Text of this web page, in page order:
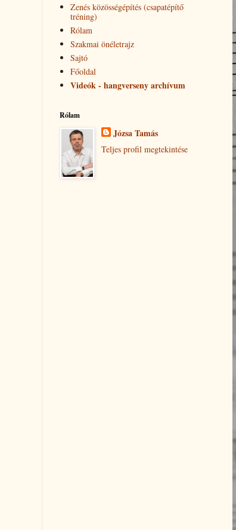
Zenés közösségépítés (csapatépítő
tréning)
Rólam
Szakmai önéletrajz
Sajtó
Főoldal
Videók - hangverseny archívum
Rólam
Józsa Tamás
Teljes profil megtekintése